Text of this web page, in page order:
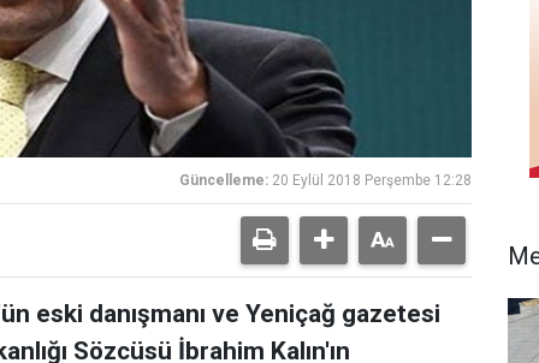
Güncelleme: 20 Eylül 2018 Perşembe 12:28
eski danışmanı ve Yeniçağ gazetesi
Sözcüsü İbrahim Kalın'ın